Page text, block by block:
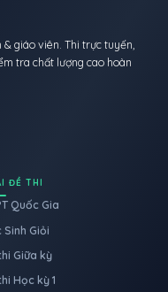
giáo viên. Thi trực tuyến,
tra chất lượng cao hoàn
ĐỀ THI
Quốc Gia
Sinh Giỏi
Giữa kỳ
Học kỳ 1